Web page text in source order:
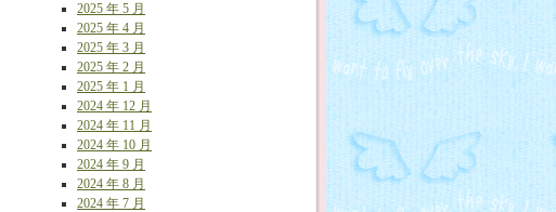
2025 年 5 月
2025 年 4 月
2025 年 3 月
2025 年 2 月
2025 年 1 月
2024 年 12 月
2024 年 11 月
2024 年 10 月
2024 年 9 月
2024 年 8 月
2024 年 7 月